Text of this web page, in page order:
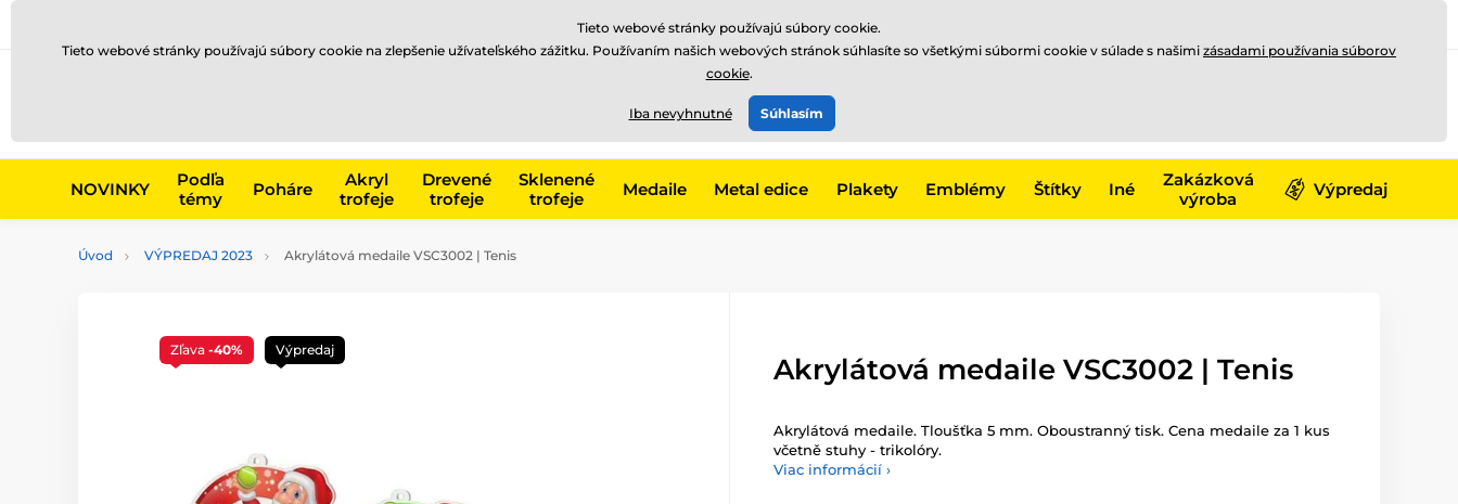
EUR
+421220255160
NOVINKY
Podľa
témy
Poháre
Akryl
trofeje
Drevené
trofeje
Sklenené
trofeje
Medaile Metal edice Plakety Emblémy Štítky Iné
Zakázková
výroba
Výpredaj
Úvod VÝPREDAJ 2023 Akrylátová medaile VSC3002 | Tenis
Zľava -40% Výpredaj
Akrylátová medaile VSC3002 | Tenis
Akrylátová medaile. Tloušťka 5 mm. Oboustranný tisk. Cena medaile za 1 kus
včetně stuhy - trikolóry.
Viac informácií ›
Tieto webové stránky používajú súbory cookie.
Tieto webové stránky používajú súbory cookie na zlepšenie užívateľského zážitku. Používaním našich webových stránok súhlasíte so všetkými súbormi cookie v súlade s našimi zásadami používania súborov
cookie.
Iba nevyhnutné Súhlasím